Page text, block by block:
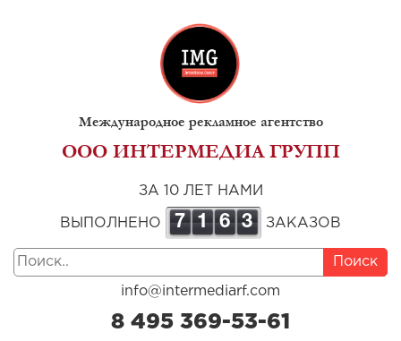
Международное рекламное агентство
ООО ИНТЕРМЕДИА ГРУПП
ЗА 10 ЛЕТ НАМИ
ВЫПОЛНЕНО 7 1 6 3 ЗАКАЗОВ
Поиск
info@intermediarf.com
8 495 369-53-61